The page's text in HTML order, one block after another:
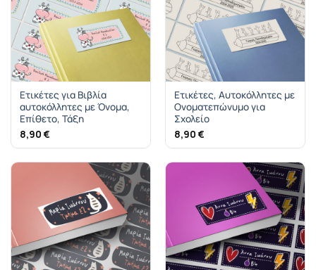
Ετικέτες για Βιβλία
αυτοκόλλητες με Όνομα,
Επίθετο, Τάξη
8,90 €
Ετικέτες, Αυτοκόλλητες με
Ονοματεπώνυμο για
Σχολείο
8,90 €